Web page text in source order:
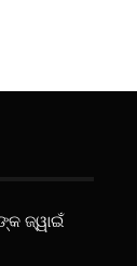
ଜ୍ୱାଇଁ